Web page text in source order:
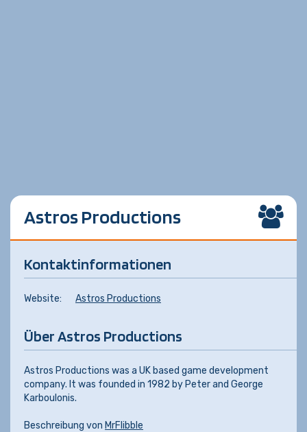
Astros Productions
Kontaktinformationen
Website: Astros Productions
Über Astros Productions
Astros Productions was a UK based game development
company. It was founded in 1982 by Peter and George
Karboulonis.
Beschreibung von MrFlibble